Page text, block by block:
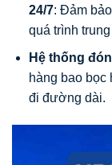
24/7: Đảm
quá trình
Hệ thống
hàng bao bọc
đi đường dài.